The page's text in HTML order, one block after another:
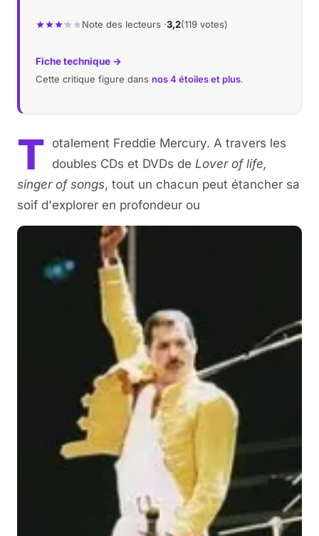
Note des lecteurs ·3,2(119 votes)
Fiche technique →
Cette critique figure dans nos 4 étoiles et plus.
T otalement Freddie Mercury. A travers les
doubles CDs et DVDs de Lover of life,
singer of songs, tout un chacun peut étancher sa
soif d'explorer en profondeur ou